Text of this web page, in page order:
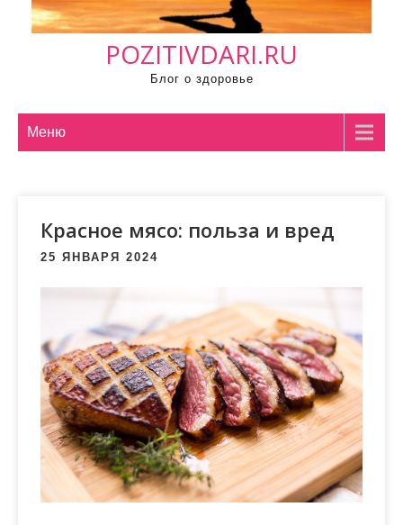
POZITIVDARI.RU
Блог о здоровье
Меню
Красное мясо: польза и вред
25 ЯНВАРЯ 2024